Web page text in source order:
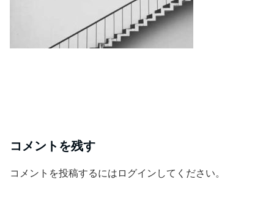
コメントを残す
コメントを投稿するには ログイン してください。